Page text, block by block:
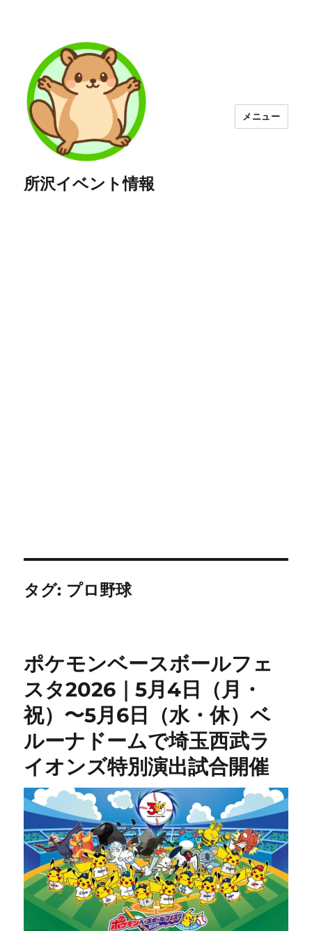
所沢イベント情報
メニュー
タグ: プロ野球
ポケモンベースボールフェ
スタ2026｜5月4日（月・
祝）〜5月6日（水・休）ベ
ルーナドームで埼玉西武ラ
イオンズ特別演出試合開催